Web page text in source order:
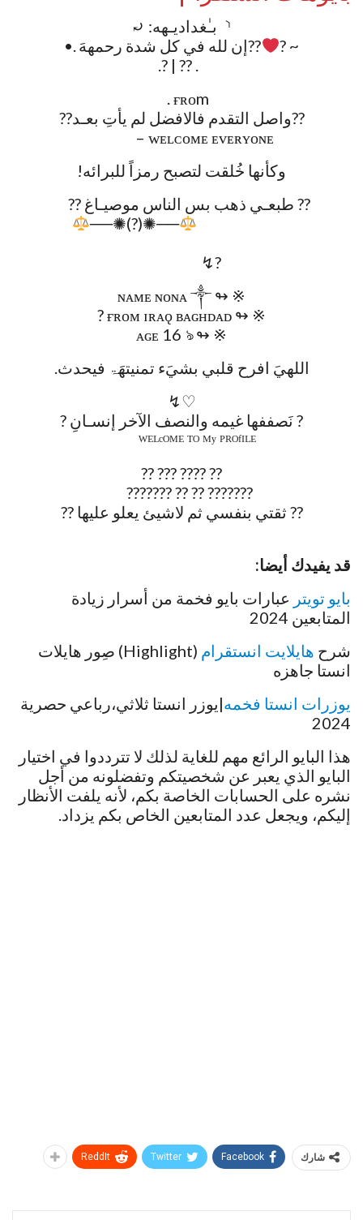
⸂ ‏ بـٰغداديـهه: ⤾‌
‍??إن لله في كل شدة رحمههَ .• ‎
⠀. ғʀᴏm
??واصل التقدم فالافضل لم يأتِ بعـد??
⠀ ⠀ ⠀ – ᴡᴇʟᴄᴏᴍᴇ ᴇᴠᴇʀʏᴏɴᴇ
وكأنها خُلقت لتصبح رمزاً للبرائه!
?? طبعـي ذهب بس الناس موصيـاغ ?? ⠀
──✺(?)✺──
⠀⠀⠀ ⠀ ⠀ ⠀ ↯?⠀ ⠀
※ ↬ ɴᴀᴍᴇ ɴᴏɴᴀ ༒
※ ↬ ғʀᴏᴍ ɪʀᴀǫ ʙᴀɢʜᴅᴀᴅ ?
※ ↬ ᴀɢᴇ 16 ঌ
اللهيَ افرح قلبي بشيَء تمنيتھَۃ فيحدث.
♡↯
? نَصففها غيمه والنصف الآخر إنسـانِ‌ ?
⠀ ⠀ ᵂᴱᴸᶜᴼᴹᴱ ᵀᴼ ᴹʸ ᴾᴿᴼᶠᴵᴸᴱ
?? ???? ??? ??
??????? ?? ?? ??????? ⠀
⠀?? ثقتي بنفسي ثم لاشيئ يعلو عليها ??⠀
قد يفيدك أيضا:
بايو تويتر عبارات بايو فخمة من أسرار زيادة
المتابعين 2024
شرح هايلايت انستقرام
(Highlight) صِور هايلات
انستا جاهزه
يوزرات انستا فخمه|يوزر انستا ثلاثي،رباعي حصرية
2024
هذا البايو الرائع مهم للغاية لذلك لا تترددوا في اختيار
البايو الذي يعبر عن شخصيتكم وتفضلونه من أجل
نشره على الحسابات الخاصة بكم، لأنه يلفت الأنظار
إليكم، ويجعل عدد المتابعين الخاص بكم يزداد.
شارك Facebook
Twitter
ReddIt